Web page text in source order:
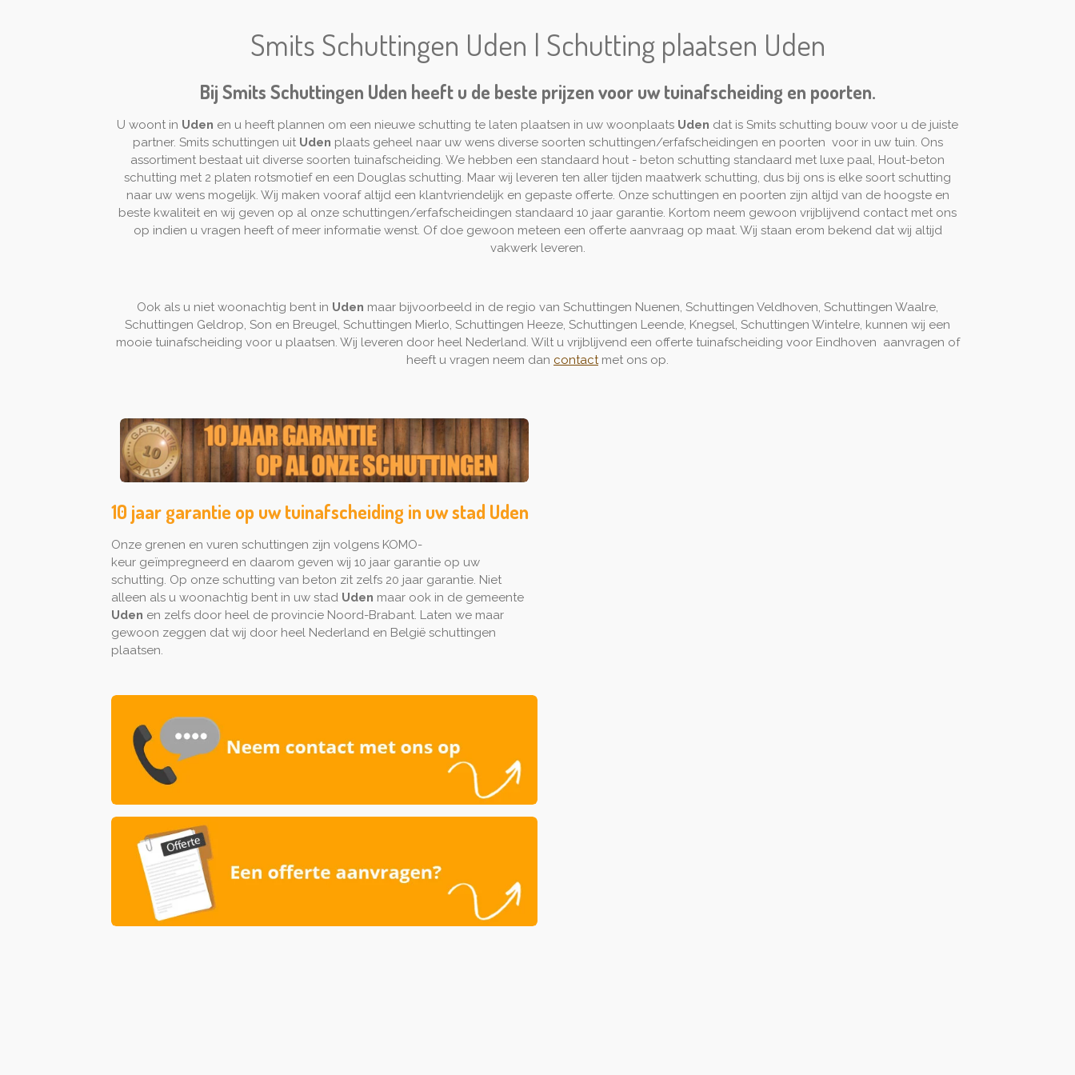
Smits Schuttingen Uden | Schutting plaatsen Uden
Bij Smits Schuttingen Uden heeft u de beste prijzen voor uw tuinafscheiding en poorten.
U woont in Uden en u heeft plannen om een nieuwe schutting te laten plaatsen in uw woonplaats Uden dat is Smits schutting bouw voor u de juiste
partner. Smits schuttingen uit Uden plaats geheel naar uw wens diverse soorten schuttingen/erfafscheidingen en poorten voor in uw tuin. Ons
assortiment bestaat uit diverse soorten tuinafscheiding. We hebben een standaard hout - beton schutting standaard met luxe paal, Hout-beton
schutting met 2 platen rotsmotief en een Douglas schutting. Maar wij leveren ten aller tijden maatwerk schutting, dus bij ons is elke soort schutting
naar uw wens mogelijk. Wij maken vooraf altijd een klantvriendelijk en gepaste offerte. Onze schuttingen en poorten zijn altijd van de hoogste en
beste kwaliteit en wij geven op al onze schuttingen/erfafscheidingen standaard 10 jaar garantie. Kortom neem gewoon vrijblijvend contact met ons
op indien u vragen heeft of meer informatie wenst. Of doe gewoon meteen een offerte aanvraag op maat. Wij staan erom bekend dat wij altijd
vakwerk leveren.
Ook als u niet woonachtig bent in Uden maar bijvoorbeeld in de regio van Schuttingen Nuenen, Schuttingen Veldhoven, Schuttingen Waalre,
Schuttingen Geldrop, Son en Breugel, Schuttingen Mierlo, Schuttingen Heeze, Schuttingen Leende, Knegsel, Schuttingen Wintelre, kunnen wij een
mooie tuinafscheiding voor u plaatsen. Wij leveren door heel Nederland. Wilt u vrijblijvend een offerte tuinafscheiding voor Eindhoven aanvragen of
heeft u vragen neem dan contactmet ons op.
10 jaar garantie op uw tuinafscheiding in uw stad Uden
Onze grenen en vuren schuttingen zijn volgens KOMO-
keur geïmpregneerd en daarom geven wij 10 jaar garantie op uw
schutting. Op onze schutting van beton zit zelfs 20 jaar garantie. Niet
alleen als u woonachtig bent in uw stad Uden maar ook in de gemeente
Uden en zelfs door heel de provincie Noord-Brabant. Laten we maar
gewoon zeggen dat wij door heel Nederland en België schuttingen
plaatsen.